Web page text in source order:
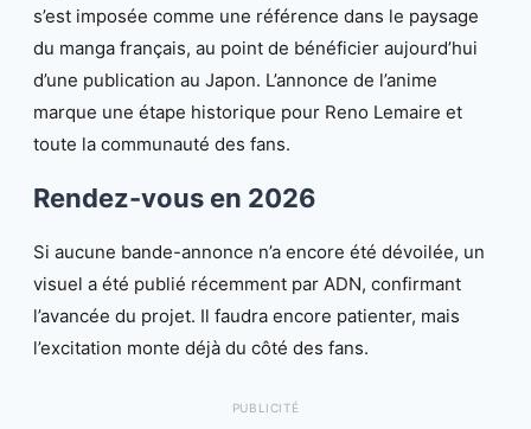
s’est imposée comme une référence dans le paysage
du manga français, au point de bénéficier aujourd’hui
d’une publication au Japon. L’annonce de l’anime
marque une étape historique pour Reno Lemaire et
toute la communauté des fans.
Rendez-vous en 2026
Si aucune bande-annonce n’a encore été dévoilée, un
visuel a été publié récemment par ADN, confirmant
l’avancée du projet. Il faudra encore patienter, mais
l’excitation monte déjà du côté des fans.
PUBLICITÉ